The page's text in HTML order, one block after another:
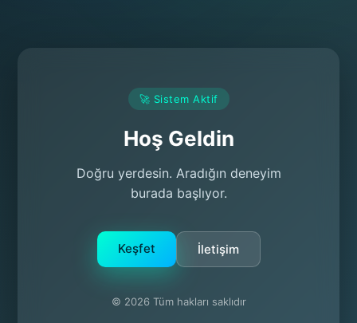
🚀 Sistem Aktif
Hoş Geldin
Doğru yerdesin. Aradığın deneyim
burada başlıyor.
Keşfet İletişim
© 2026 Tüm hakları saklıdır